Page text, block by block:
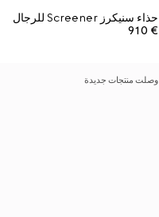
حذاء سنيكرز Screener للرجال
€ 910
وصلت منتجات جديدة